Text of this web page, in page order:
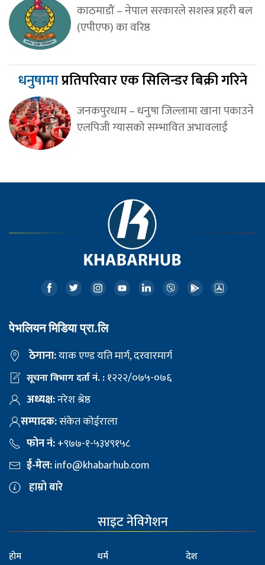
काठमाडौं – नेपाल सरकारले सशस्त्र प्रहरी बल
(एपीएफ) का वरिष्ठ
धनुषामाप्रतिपरिवार एक सिलिन्डर बिक्री गरिने
जनकपुरधाम – धनुषा जिल्लामा खाना पकाउने
एलपिजी ग्यासको सम्भावित अभावलाई
पेभलियन मिडिया प्रा.लि
ठेगाना:याक एण्ड यति मार्ग, दरवारमार्ग
सूचना विभाग दर्ता नं. :१२२२/०७५-०७६
अध्यक्ष:नरेश श्रेष्ठ
सम्पादक:संकेत कोईराला
फोन नं:+९७७-१-५३४९१५८
ई-मेल:info@khabarhub.com
हाम्रो बारे
साइट नेविगेशन
होम
धर्म
देश